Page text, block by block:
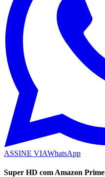
ASSINE VIAWhatsApp
Super HD com Amazon Prime